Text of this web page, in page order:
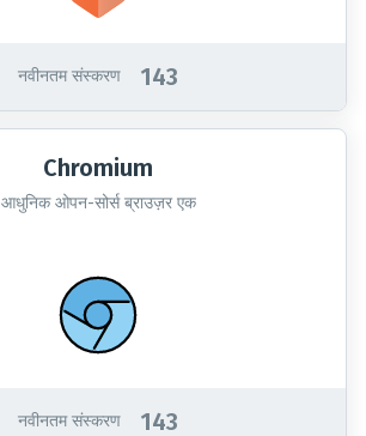
नवीनतम संस्करण 143
Chromium
आधुनिक ओपन-सोर्स ब्राउज़र एक
नवीनतम संस्करण 143